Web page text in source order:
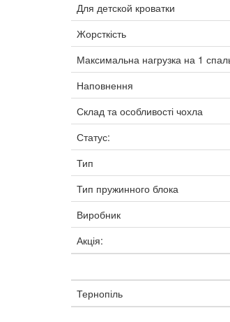
Для детской кроватки
Жорсткість
Максимальна нагрузка на 1
Наповнення
Склад та особливості чохла
Статус:
Тип
Тип пружинного блока
Виробник
Акція:
Тернопіль